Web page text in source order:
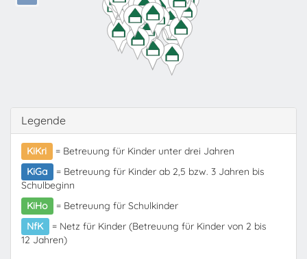
Legende
KiKri
= Betreuung für Kinder unter drei Jahren
KiGa
= Betreuung für Kinder ab 2,5 bzw. 3 Jahren bis
Schulbeginn
KiHo
= Betreuung für Schulkinder
NfK
= Netz für Kinder (Betreuung für Kinder von 2 bis
12 Jahren)